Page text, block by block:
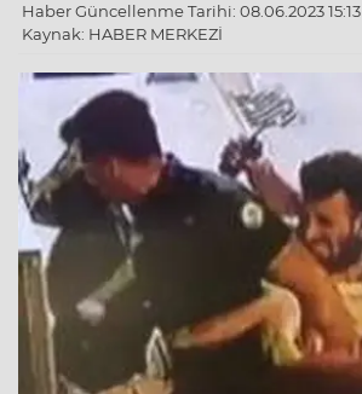
Haber Güncellenme Tarihi: 08.06.2023 15:13
Kaynak: HABER MERKEZİ